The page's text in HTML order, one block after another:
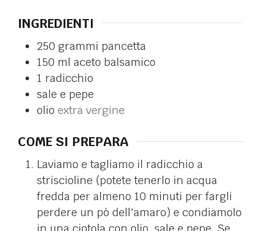
INGREDIENTI
250 grammi pancetta
150 ml aceto balsamico
1 radicchio
sale e pepe
olio extra vergine
COME SI PREPARA
Laviamo e tagliamo il radicchio a
striscioline (potete tenerlo in acqua
fredda per almeno 10 minuti per fargli
perdere un pò dell'amaro) e condiamolo